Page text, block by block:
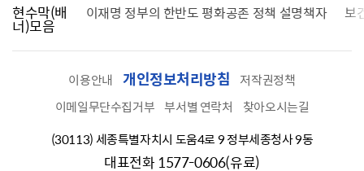
현수막(배
너)모음
찾습니다 이재명 정부의 한반도 평화공존 정책 설명책자 보
이용안내 개인정보처리방침
저작권정책
이메일무단수집거부 부서별 연락처
찾아오시는길
(30113) 세종특별자치시 도움4로 9 정부세종청사 9동
대표전화 1577-0606(유료)